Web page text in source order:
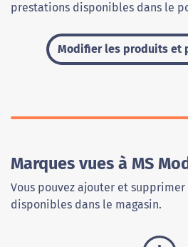
prestations disponibles dans le
Modifier les produits et
Marques vues à MS
Vous pouvez ajouter et
disponibles dans le magasin.